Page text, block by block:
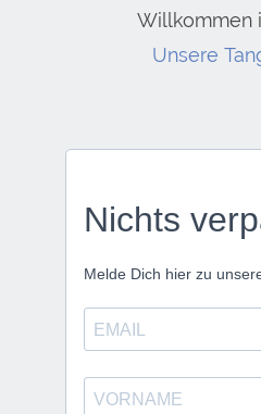
Willkommen
Unsere